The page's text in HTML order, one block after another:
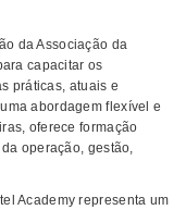
da Associação da
capacitar os
práticas, atuais e
abordagem flexível e
oferece formação
operação, gestão,
Academy representa um